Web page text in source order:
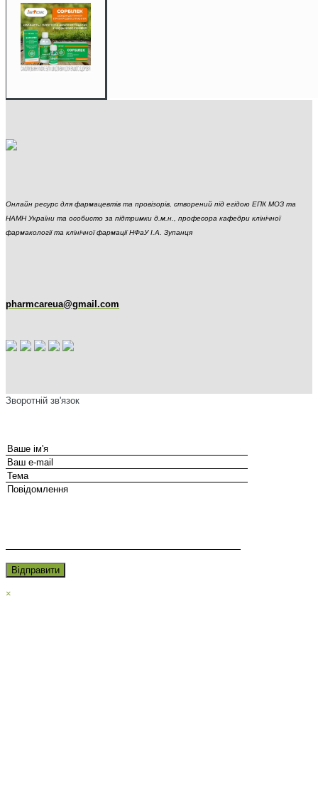
Онлайн ресурс для фармацевтів та провізорів, створений під егідою ЕПК МОЗ та
НАМН України та особисто за підтримки д.м.н., професора кафедри клінічної
фармакології та клінічної фармації НФаУ І.А. Зупанця
pharmcareua@gmail.com
Зворотній зв'язок
×